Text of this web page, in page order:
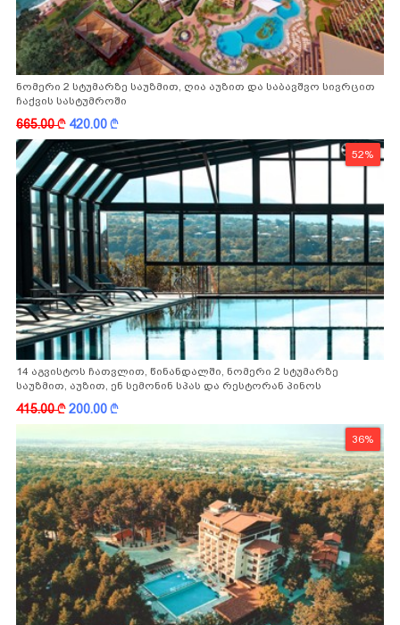
ნომერი 2 სტუმარზე საუზმით, ღია აუზით და საბავშვო სივრცით
ჩაქვის სასტუმროში
665.00k 420.00k
52%
14 აგვისტოს ჩათვლით, წინანდალში, ნომერი 2 სტუმარზე
საუზმით, აუზით, ენ სემონინ სპას და რესტორან პინოს
ფასდაკლებით
415.00k200.00k
36%